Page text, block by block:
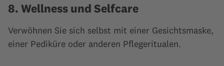
8. Wellness und Selfcare
Verwöhnen Sie sich selbst mit einer Gesichtsmaske,
einer Pediküre oder anderen Pflegeritualen.